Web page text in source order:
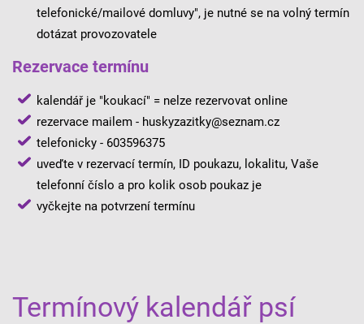
telefonické/mailové domluvy", je nutné se na volný termín
dotázat provozovatele
Rezervace termínu
kalendář je "koukací" = nelze rezervovat online
rezervace mailem - huskyzazitky@seznam.cz
telefonicky - 603596375
uveďte v rezervací termín, ID poukazu, lokalitu, Vaše
telefonní číslo a pro kolik osob poukaz je
vyčkejte na potvrzení termínu
Termínový kalendář psí